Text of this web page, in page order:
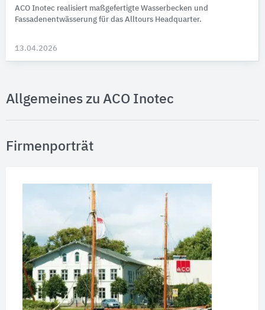
ACO Inotec realisiert maßgefertigte Wasserbecken und
Fassadenentwässerung für das Alltours Headquarter.
13.04.2026
Allgemeines zu ACO Inotec
Firmenporträt